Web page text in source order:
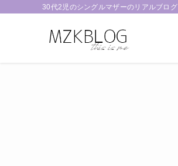
30代2児のシングルマザーのリアルブログ